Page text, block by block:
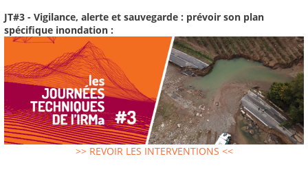
JT#3 - Vigilance, alerte et sauvegarde : prévoir son plan
spécifique inondation :
>> REVOIR LES INTERVENTIONS <<